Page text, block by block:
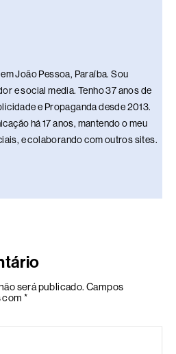
João Pessoa, Paraíba. Sou
e social media. Tenho 37 anos de
e Propaganda desde 2013.
há 17 anos, mantendo o meu
e colaborando com outros sites.
será publicado. Campos
com *